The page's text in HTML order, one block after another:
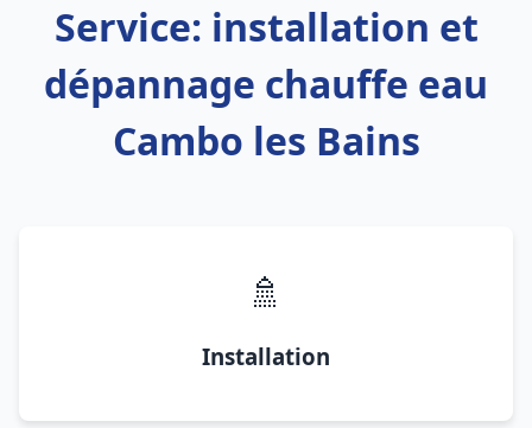
Service: installation et
dépannage chauffe eau
Cambo les Bains
🚿
Installation